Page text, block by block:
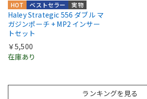
実物
ベストセラー
HOT
Haley Strategic 556 ダブル マ
ガジンポーチ + MP2 インサー
トセット
￥5,500
在庫あり
ランキングを見る